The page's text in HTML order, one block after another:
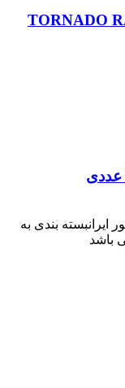
عددیتولید کشور ایرانبسته بندی به
باشد